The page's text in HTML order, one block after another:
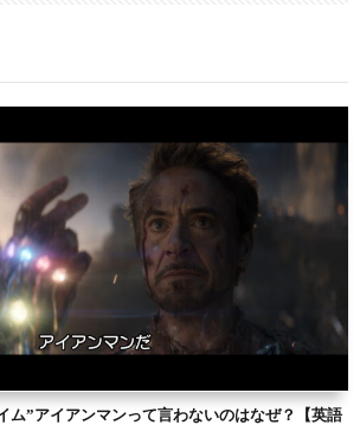
ム”アイアンマンって言わないのはなぜ？【英語